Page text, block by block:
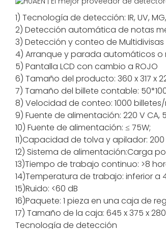
1) Tecnología de detección: IR, UV,
2) Detección automática de notas
3) Detección y conteo de Multidivisas
4) Arranque y parada automáticos o
5) Pantalla LCD con cambio a ROJO
6) Tamaño del producto: 360 x 317 x
7) Tamaño del billete contable:
8) Velocidad de conteo: 1000
9) Fuente de alimentación: 220 V CA,
10) Fuente de alimentación: ≤ 75W;
11)Capacidad de tolva y apilador:
12) Sistema de alimentación:Carga
13)Tiempo de trabajo continuo: >8
14)Temperatura de trabajo: inferior a
15)Ruido: <60 dB
16)Paquete: 1 pieza en una caja de
17) Tamaño de la caja: 645 x 375 x
Tecnología de detección